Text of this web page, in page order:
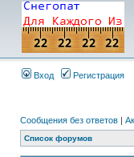
Вход Регистрация
Сообщения без ответов |
Список форумов